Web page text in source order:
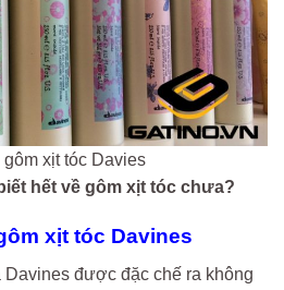
xịt tóc Davies
hết về gôm xịt tóc chưa?
xịt tóc Davines
Davines được đặc chế ra không